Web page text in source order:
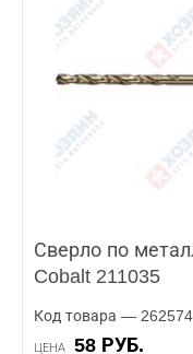
Сверло по
Cobalt 211035
Код товара — 262574
ЦЕНА 58 РУБ.